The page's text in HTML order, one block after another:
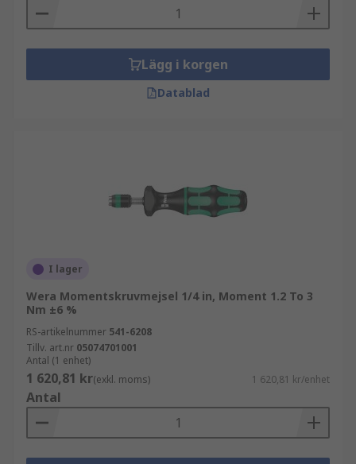
Lägg i korgen
Datablad
I lager
Wera Momentskruvmejsel 1/4 in, Moment 1.2 To 3
Nm ±6 %
RS-artikelnummer 541-6208
Tillv. art.nr 05074701001
Antal (1 enhet)
1 620,81 kr(exkl. moms) 1 620,81 kr/enhet
Antal